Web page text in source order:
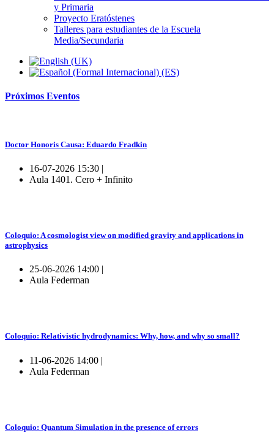
y Primaria
Proyecto Eratóstenes
Talleres para estudiantes de la Escuela
Media/Secundaria
Próximos Eventos
Doctor Honoris Causa: Eduardo Fradkin
16-07-2026 15:30 |
Aula 1401. Cero + Infinito
Coloquio: A cosmologist view on modified gravity and applications in
astrophysics
25-06-2026 14:00 |
Aula Federman
Coloquio: Relativistic hydrodynamics: Why, how, and why so small?
11-06-2026 14:00 |
Aula Federman
Coloquio: Quantum Simulation in the presence of errors